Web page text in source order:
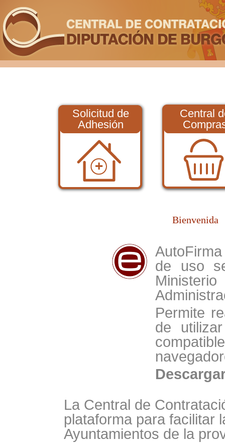
Solicitud de
Adhesión
Central
Bienvenida
de uso
Permite
de
La Central de
plataforma para facilitar
Ayuntamientos de la